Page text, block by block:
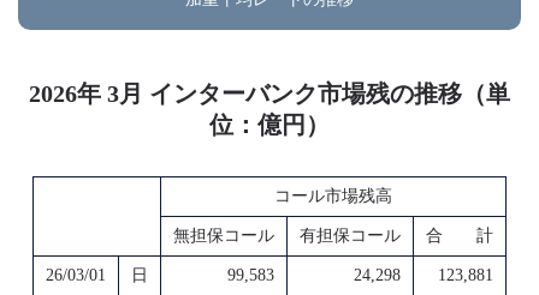
2026年 3月 インターバンク市場残の推移（単
位：億円）
コール市場残高
無担保コール 有担保コール 合 計
26/03/01 日 99,583 24,298 123,881